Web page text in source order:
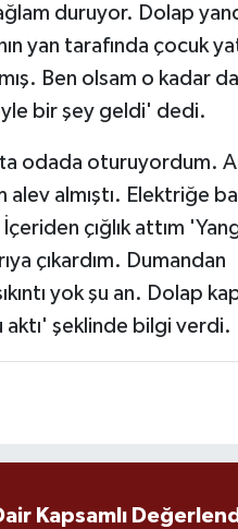
duruyor. Dolap
yan tarafında çocuk
Ben olsam o kadar da
bir şey geldi' dedi.
odada oturuyordum.
almıştı. Elektriğe
çığlık attım
çıkardım. Dumandan
yok şu an. Dolap
şeklinde bilgi verdi.
Kapsamlı